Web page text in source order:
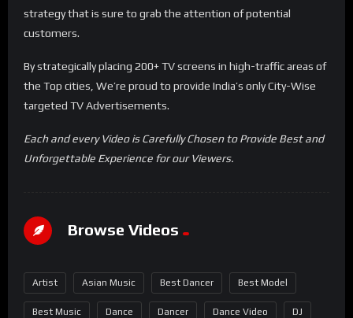
Ou se ele quiser me levar
NZAMBI É QUE MANDA MESMO
(P) 2025 BLSPROD, distributed by Universal Music Portugal,
S.A.
strategy that is sure to grab the attention of potential
customers.
By strategically placing 200+ TV screens in high-traffic areas of
the Top cities, We’re proud to provide India’s only City-Wise
targeted TV Advertisements.
Each and every Video is Carefully Chosen to Provide Best and
Unforgettable Experience for our Viewers.
Browse Videos
Artist Asian Music Best Dancer Best Model
Best Music Dance Dancer Dance Video DJ